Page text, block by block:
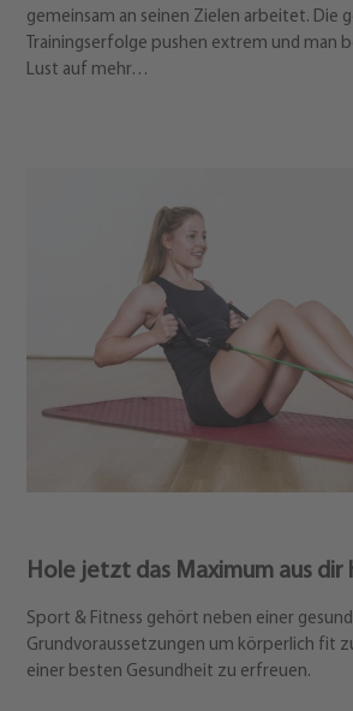
gemeinsam an seinen Zielen arbeitet. Die
Trainingserfolge pushen extrem und man
Lust auf mehr…
Hole jetzt das Maximum aus dir
Sport & Fitness gehört neben einer
Grundvoraussetzungen um körperlich fit
einer besten Gesundheit zu erfreuen.